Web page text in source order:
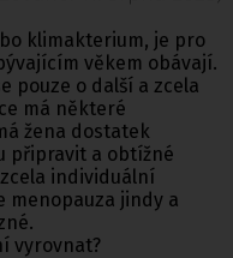
klimakterium, je pro
věkem obávají.
pouze o další a zcela
má některé
žena dostatek
připravit a obtížné
individuální
menopauza jindy a
vyrovnat?